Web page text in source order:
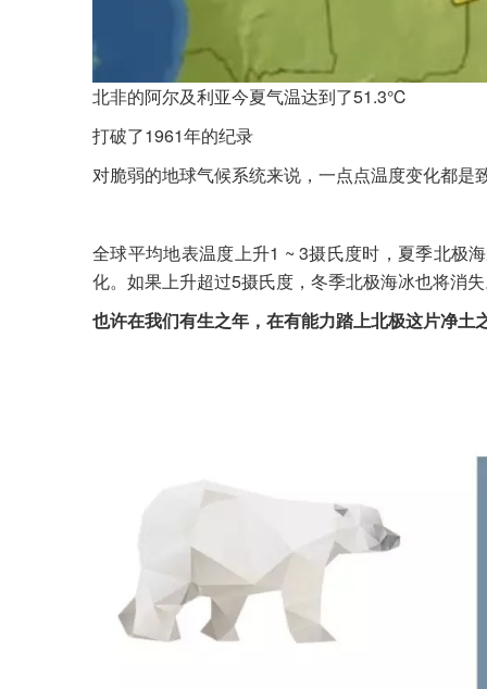
北非的阿尔及利亚今夏气温达到了51.3℃
打破了1961年的纪录
对脆弱的地球气候系统来说，一点点温度变化都是
全球平均地表温度上升1 ~ 3摄氏度时，夏季北极
化。如果上升超过5摄氏度，冬季北极海冰也将消
也许在我们有生之年，在有能力踏上北极这片净土